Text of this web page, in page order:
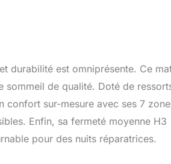
durabilité est omniprésente. Ce
sommeil de qualité. Doté de
confort sur-mesure avec ses 7
Enfin, sa fermeté moyenne H3
pour des nuits réparatrices.